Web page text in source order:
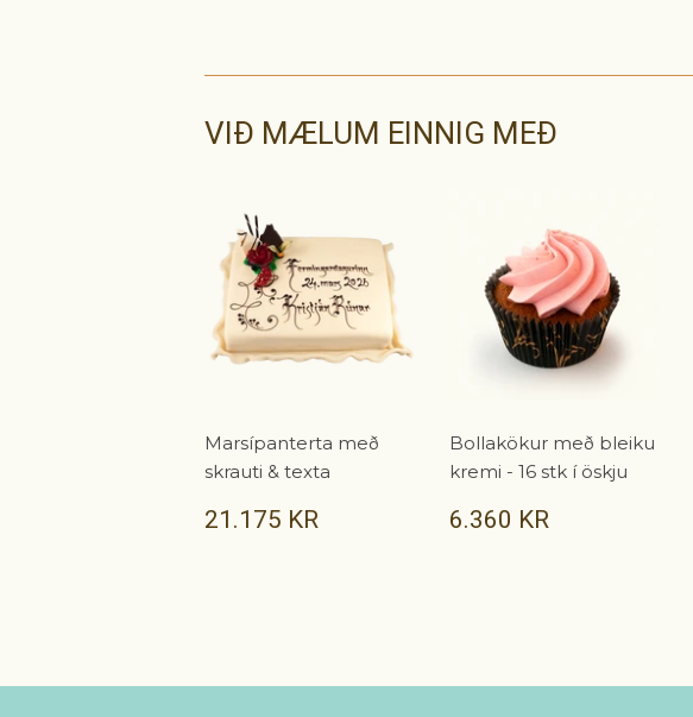
VIÐ MÆLUM EINNIG MEÐ
Marsípanterta með
skrauti & texta
VERÐ
21.175 KR
Bollakökur með bleiku
kremi - 16 stk í öskju
VERÐ
6.360 KR